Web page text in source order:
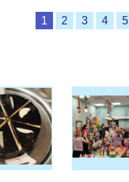
1 2 3 4 5